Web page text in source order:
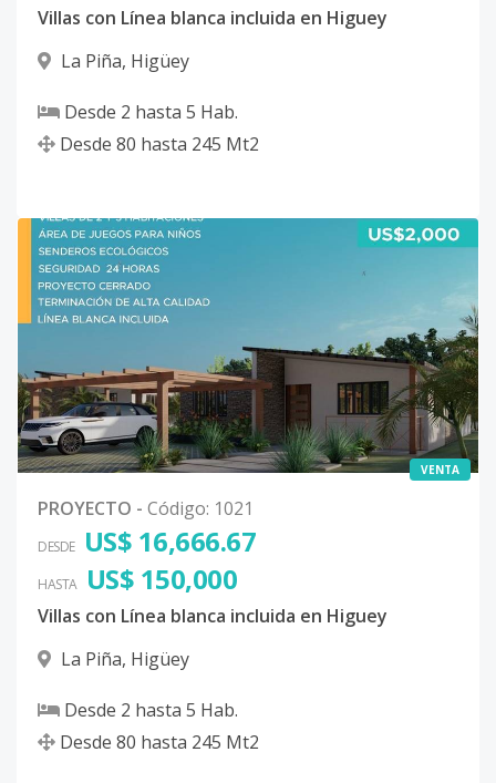
Villas con Línea blanca incluida en Higuey
La Piña, Higüey
Desde 2 hasta 5 Hab.
Desde 80 hasta 245 Mt2
VENTA
PROYECTO - Código: 1021
DESDE US$ 16,666.67
HASTA US$ 150,000
Villas con Línea blanca incluida en Higuey
La Piña, Higüey
Desde 2 hasta 5 Hab.
Desde 80 hasta 245 Mt2